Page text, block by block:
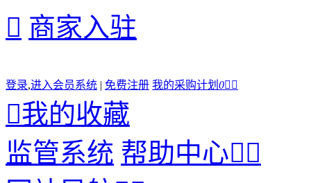
 商家入驻
登录,进入会员系统 | 免费注册 我的采购计划 0 
我的收藏
监管系统 帮助中心